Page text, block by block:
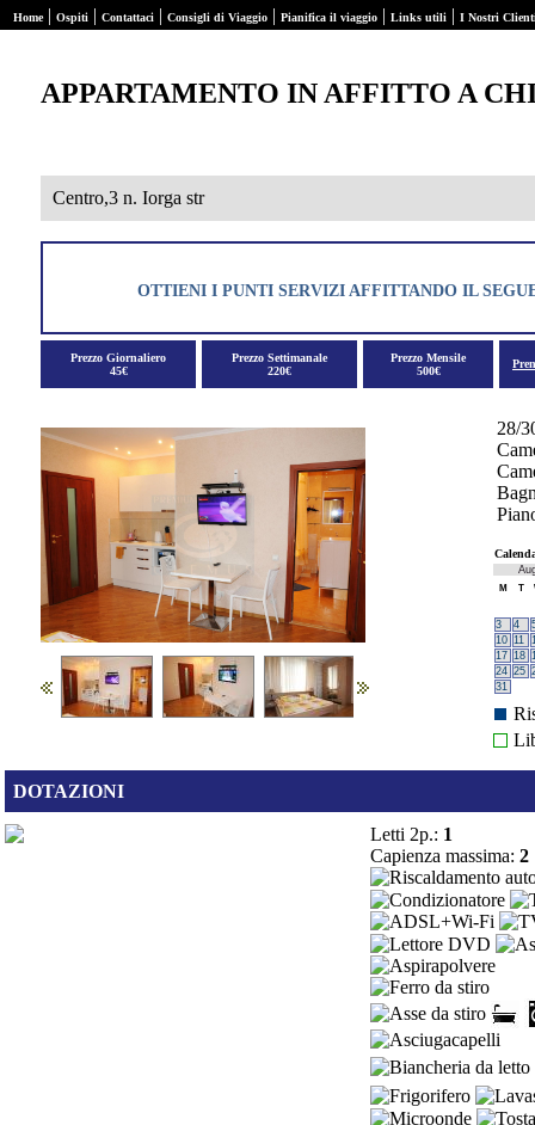
Home| Ospiti | Contattaci | Consigli di Viaggio | Pianifica il viaggio | Links utili | I Nostri
APPARTAMENTO IN AFFITTO A
Centro,3 n. Iorga str
OTTIENI I PUNTI SERVIZI AFFITTANDO IL
Prezzo Giornaliero
45€
Prezzo Settimanale
220€
Prezzo Mensile
500€
28/
M T
3 4
10 11
17 18
24 25
31
DOTAZIONI
Letti 2p.: 1
Capienza massima: 2